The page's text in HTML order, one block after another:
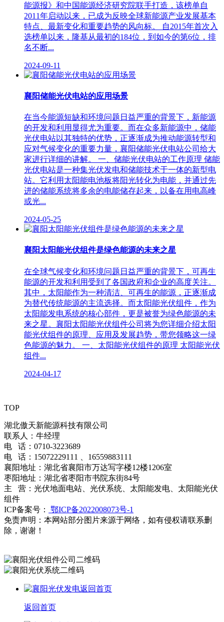
能源报》和中国能源经济研究院联手打造，该榜单自
2011年启动以来，已成为反映全球新能源产业发展基本
特点、最新变化和重要趋势的风向标。 自2015年首次入
选榜单以来，隆基从最初的184位，到如今的第6位，排
名不断...
2024-09-11
襄阳储能光伏电站的应用场景
在当今能源短缺和环境问题日益严重的背景下，新能源
的开发和利用显得尤为重要。而在众多新能源中，储能
光伏电站以其独特的优势，正逐渐成为推动能源转型和
应对气候变化的重要力量，襄阳储能光伏电站公司给大
家进行详细的讲解。 一、储能光伏电站的工作原理 储能
光伏电站是一种集光伏发电和储能技术于一体的新型电
站。它利用太阳能电池板将阳光转化为电能，并通过先
进的储能系统将多余的电能储存起来，以备在用电高峰
或光...
2024-05-25
襄阳太阳能光伏组件是绿色能源的未来之星
在全球气候变化和环境问题日益严重的背景下，可再生
能源的开发和利用受到了各国政府和企业的高度关注。
其中，太阳能作为一种清洁、可再生的能源，正逐渐成
为替代传统能源的主流选择。而太阳能光伏组件，作为
太阳能发电系统的核心部件，更是被誉为绿色能源的未
来之星。襄阳太阳能光伏组件公司将为您详细介绍太阳
能光伏组件的原理、应用及发展趋势，带您领略这一绿
色能源的魅力。 一、太阳能光伏组件的原理 太阳能光伏
组件...
2024-04-17
TOP
湖北傲天新能源科技有限公司
联系人：牛经理
电 话：0710-3223689
电 话：15072229111 、16559883111
襄阳地址：湖北省襄阳市万达写字楼12楼1206室
枣阳地址：湖北省枣阳市书院东街84号
主 营：光伏地面电站、光伏系统、太阳能发电、太阳能光伏
组件
ICP备案号：
鄂ICP备2022008073号-1
免责声明：本网站部分图片来源于网络，如有侵权请联系删
除，谢谢！
返回首页